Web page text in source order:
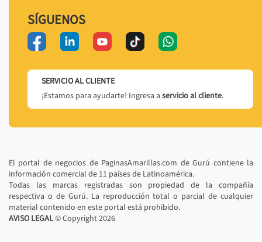
SÍGUENOS
SERVICIO AL CLIENTE
¡Estamos para ayudarte! Ingresa a servicio al cliente.
El portal de negocios de PaginasAmarillas.com de Gurú contiene la
información comercial de 11 países de Latinoamérica.
Todas las marcas registradas son propiedad de la compañía
respectiva o de Gurú. La reproducción total o parcial de cualquier
material contenido en este portal está prohibido.
AVISO LEGAL© Copyright2026